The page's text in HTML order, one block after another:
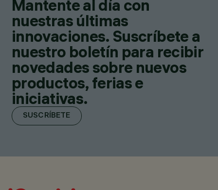
Mantente al día con
nuestras últimas
innovaciones. Suscríbete a
nuestro boletín para recibir
novedades sobre nuevos
productos, ferias e
iniciativas.
SUSCRÍBETE